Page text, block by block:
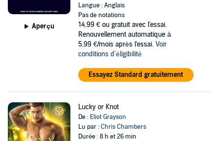
Aperçu
Langue : Anglais
Pas de notations
14,99 € ou gratuit avec l'essai.
Renouvellement automatique à
5,99 €/mois après l'essai. Voir
conditions d'éligibilité
Essayez Standard gratuitement
Lucky or Knot
De : Eliot Grayson
Lu par :Chris Chambers
Durée : 8 h et 26 min